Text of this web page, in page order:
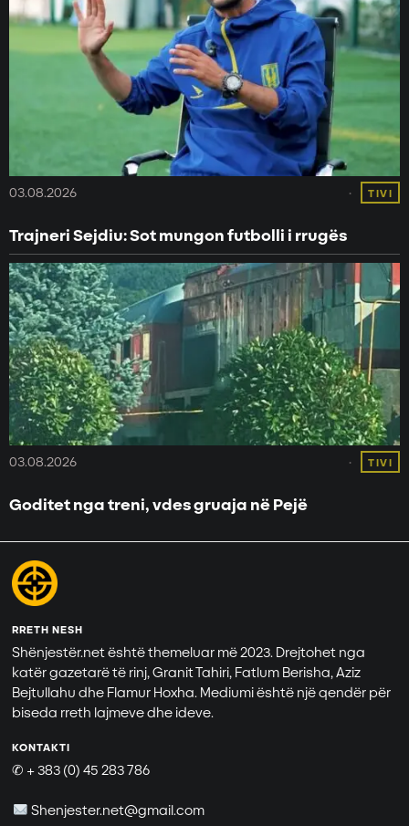
03.08.2026 TIVI
Trajneri Sejdiu: Sot mungon futbolli i rrugës
03.08.2026 TIVI
Goditet nga treni, vdes gruaja në Pejë
RRETH NESH
Shënjestër.net është themeluar më 2023. Drejtohet nga
katër gazetarë të rinj, Granit Tahiri, Fatlum Berisha, Aziz
Bejtullahu dhe Flamur Hoxha. Mediumi është një qendër për
biseda rreth lajmeve dhe ideve.
KONTAKTI
✆ + 383 (0) 45 283 786
Shenjester.net@gmail.com